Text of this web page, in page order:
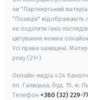
чи "Партнерський
"Позиція" відображають
не поділяти їхніх
цитування можна
Усі права захищені.
року (21+)
Онлайн-медіа «24 Канал»
пл. Галицька, буд. 15, м.
Телефон +380 (32) 229-